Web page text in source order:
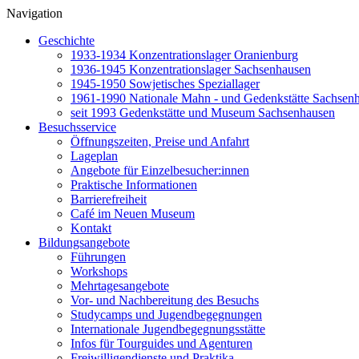
Navigation
Geschichte
1933-1934 Konzentrationslager Oranienburg
1936-1945 Konzentrationslager Sachsenhausen
1945-1950 Sowjetisches Speziallager
1961-1990 Nationale Mahn - und Gedenkstätte
seit 1993 Gedenkstätte und Museum Sachsenhausen
Besuchsservice
Öffnungszeiten, Preise und Anfahrt
Lageplan
Angebote für Einzelbesucher:innen
Praktische Informationen
Barrierefreiheit
Café im Neuen Museum
Kontakt
Bildungsangebote
Führungen
Workshops
Mehrtagesangebote
Vor- und Nachbereitung des Besuchs
Studycamps und Jugendbegegnungen
Internationale Jugendbegegnungsstätte
Infos für Tourguides und Agenturen